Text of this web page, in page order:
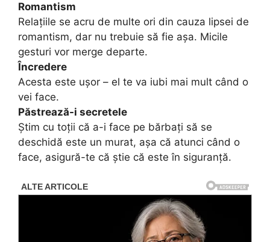
Romantism
Relațiile se acru de multe ori din cauza lipsei de
romantism, dar nu trebuie să fie așa. Micile
gesturi vor merge departe.
Încredere
Acesta este ușor – el te va iubi mai mult când o
vei face.
Păstrează-i secretele
Știm cu toții că a-i face pe bărbați să se
deschidă este un murat, așa că atunci când o
face, asigură-te că știe că este în siguranță.